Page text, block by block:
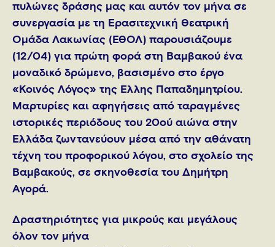
πυλώνες δράσης μας και αυτόν τον μήνα σε
συνεργασία με τη Ερασιτεχνική Θεατρική
Ομάδα Λακωνίας (ΕΘΟΛ) παρουσιάζουμε
(12/04) για πρώτη φορά στη Βαμβακού ένα
μοναδικό δρώμενο, βασισμένο στο έργο
«Κοινός Λόγος» της Έλλης Παπαδημητρίου.
Μαρτυρίες και αφηγήσεις από ταραγμένες
ιστορικές περιόδους του 20ού αιώνα στην
Ελλάδα ζωντανεύουν μέσα από την αθάνατη
τέχνη του προφορικού λόγου, στο σχολείο της
Βαμβακούς, σε σκηνοθεσία του Δημήτρη
Αγορά.
Δραστηριότητες για μικρούς και μεγάλους
όλον τον μήνα